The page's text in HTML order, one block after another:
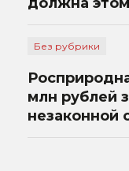
Без рубрики
млн рублей
незаконной